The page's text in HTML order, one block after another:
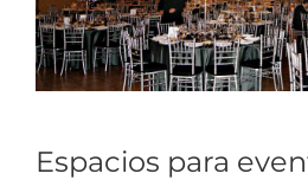
Espacios para